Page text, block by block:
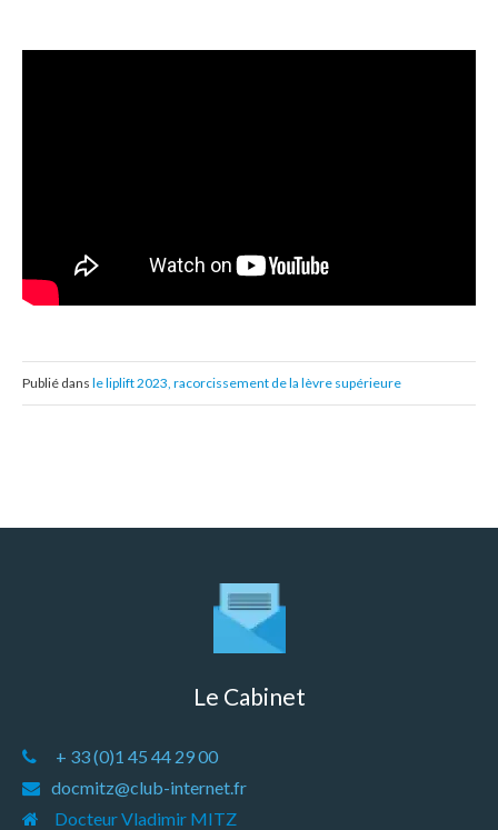
Publié dans le liplift 2023, racorcissement de la lèvre supérieure
Le Cabinet
+ 33 (0)1 45 44 29 00
docmitz@club-internet.fr
Docteur Vladimir MITZ